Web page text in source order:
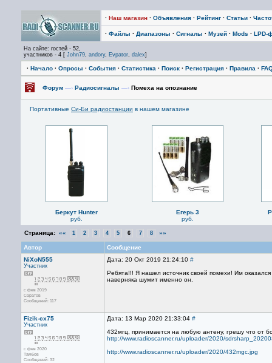
· Наш магазин · Объявления · Рейтинг · Статьи ·
· Файлы · Диапазоны · Сигналы · Музей · Mods · LPD-
На сайте: гостей - 52,
участников - 4 [ John79, andory, Evpator, dalex]
· Начало · Опросы · События · Статистика · Поиск · Регистрация · Правила ·
Форум —› Радиосигналы —› Помеха на опознание
Портативные Си-Би радиостанции в нашем магазине
Беркут Hunter
руб.
Егерь 3
руб.
Страница: «« 1 2 3 4 5 6 7 8 »»
Автор
Сообщение
NiXoN555
Участник
с фев 2019
Саратов
Сообщений: 117
Дата: 20 Окт 2019 21:24:10 #
Ребята!!! Я нашел источник своей помехи! Им
наверняка шумит именно он.
Fizik-cx75
Участник
с фев 2020
Тамбов
Сообщений: 32
Дата: 13 Мар 2020 21:33:04 #
432мгц, принимается на любую антену, грешу что от
http://www.radioscanner.ru/uploader/2020/
http://www.radioscanner.ru/uploader/2020/432mgc.jpg